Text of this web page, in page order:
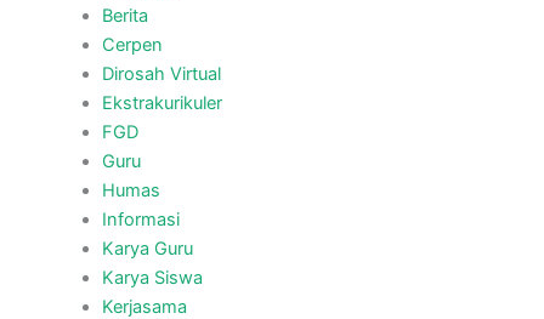
Berita
Cerpen
Dirosah Virtual
Ekstrakurikuler
FGD
Guru
Humas
Informasi
Karya Guru
Karya Siswa
Kerjasama